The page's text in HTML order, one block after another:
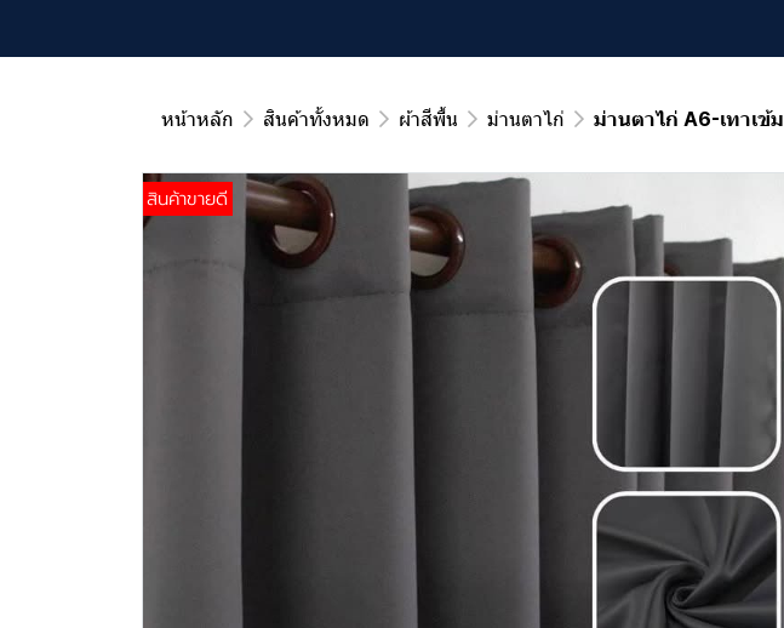
หน้าหลัก สินค้าทั้งหมด ผ้าสีพื้น ม่านตาไก่ ม่านตาไก่ A6-เทาเข้ม
สินค้าขายดี